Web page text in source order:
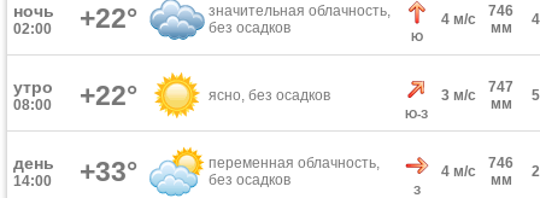
ночь
02:00 +22°
значительная облачность,
без осадков
Ю
4 м/с
746
мм
утро
08:00 +22° ясно, без осадков
Ю-З
3 м/с
747
мм
день
14:00 +33°
переменная облачность,
без осадков
З
4 м/с
746
мм